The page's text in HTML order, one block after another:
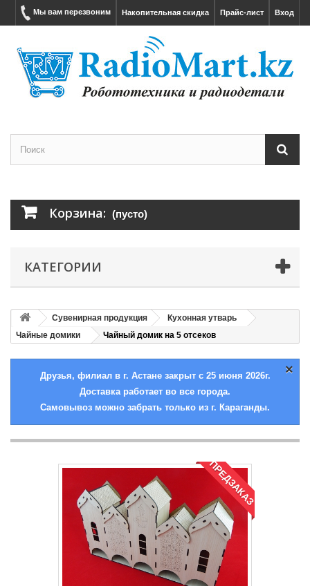
Вход
Прайс-лист
Накопительная скидка
Мы вам перезвоним
Корзина: (пусто)
КАТЕГОРИИ
Сувенирная продукция
Кухонная утварь
Чайные домики
Чайный домик на 5 отсеков
×
Друзья, филиал в г. Астане закрыт с 25 июня 2026г.
Доставка работает во все города.
Самовывоз можно забрать только из г. Караганды.
ПРЕДЗАКАЗ